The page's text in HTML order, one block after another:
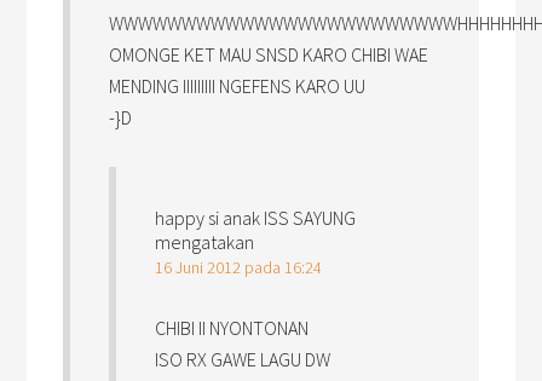
OMONGE KET MAU SNSD KARO CHIBI WAE
MENDING IIIIIIIII NGEFENS KARO UU
-}D
happy si anak ISS SAYUNG
mengatakan
16 Juni 2012 pada 16:24
CHIBI II NYONTONAN
ISO RX GAWE LAGU DW